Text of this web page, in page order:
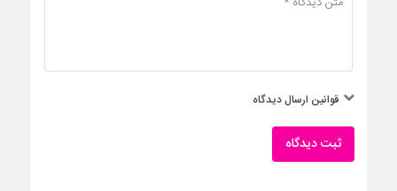
قوانین ارسال دیدگاه
ثبت دیدگاه